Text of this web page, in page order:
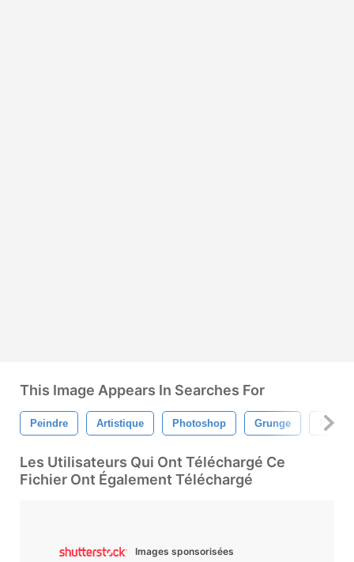
This Image Appears In Searches For
Peindre Artistique Photoshop Grunge
Les Utilisateurs Qui Ont Téléchargé Ce
Fichier Ont Également Téléchargé
Images sponsorisées